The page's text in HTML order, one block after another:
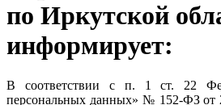
по Иркутской
информирует:
В соответствии с п. 1 ст. 22
персональных данных» № 152-ФЗ от